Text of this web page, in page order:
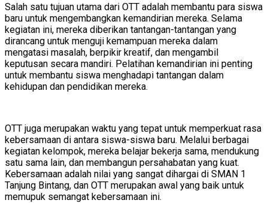
Salah satu tujuan utama dari OTT adalah membantu para siswa
baru untuk mengembangkan kemandirian mereka. Selama
kegiatan ini, mereka diberikan tantangan-tantangan yang
dirancang untuk menguji kemampuan mereka dalam
mengatasi masalah, berpikir kreatif, dan mengambil
keputusan secara mandiri. Pelatihan kemandirian ini penting
untuk membantu siswa menghadapi tantangan dalam
kehidupan dan pendidikan mereka.
OTT juga merupakan waktu yang tepat untuk memperkuat rasa
kebersamaan di antara siswa-siswa baru. Melalui berbagai
kegiatan kelompok, mereka belajar bekerja sama, mendukung
satu sama lain, dan membangun persahabatan yang kuat.
Kebersamaan adalah nilai yang sangat dihargai di SMAN 1
Tanjung Bintang, dan OTT merupakan awal yang baik untuk
memupuk semangat kebersamaan ini.